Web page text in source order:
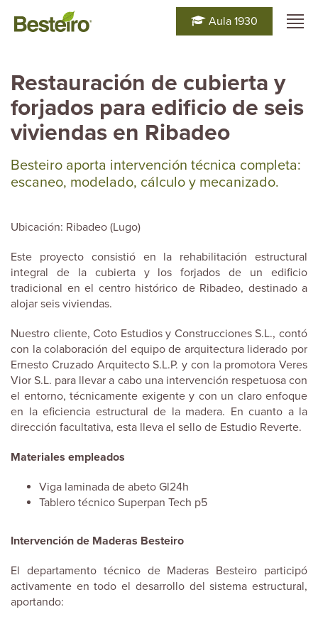
Aula 1930
Restauración de cubierta y
forjados para edificio de seis
viviendas en Ribadeo
Besteiro aporta intervención técnica completa:
escaneo, modelado, cálculo y mecanizado.
Ubicación: Ribadeo (Lugo)
Este proyecto consistió en la rehabilitación estructural
integral de la cubierta y los forjados de un edificio
tradicional en el centro histórico de Ribadeo, destinado a
alojar seis viviendas.
Nuestro cliente, Coto Estudios y Construcciones S.L., contó
con la colaboración del equipo de arquitectura liderado por
Ernesto Cruzado Arquitecto S.L.P. y con la promotora Veres
Vior S.L. para llevar a cabo una intervención respetuosa con
el entorno, técnicamente exigente y con un claro enfoque
en la eficiencia estructural de la madera. En cuanto a la
dirección facultativa, esta lleva el sello de Estudio Reverte.
Materiales empleados
Viga laminada de abeto Gl24h
Tablero técnico Superpan Tech p5
Intervención de Maderas Besteiro
El departamento técnico de Maderas Besteiro participó
activamente en todo el desarrollo del sistema estructural,
aportando: